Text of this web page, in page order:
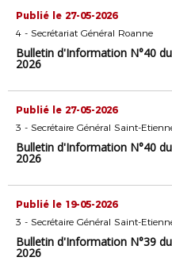
Publié le 27-05-2026
4 - Secrétariat Général Roanne
Bulletin d'Information N°40
2026
Publié le 27-05-2026
3 - Secrétaire Général Saint-
Bulletin d'Information N°40
2026
Publié le 19-05-2026
3 - Secrétaire Général Saint-
Bulletin d'Information N°39
2026